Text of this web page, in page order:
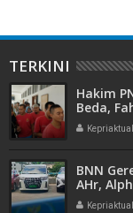
TERKINI
Hakim
Beda,
Azzurah
BNN
AHr,
Mitra